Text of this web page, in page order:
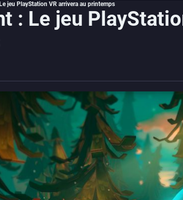
jeu PlayStation VR arrivera au printemps
: Le jeu